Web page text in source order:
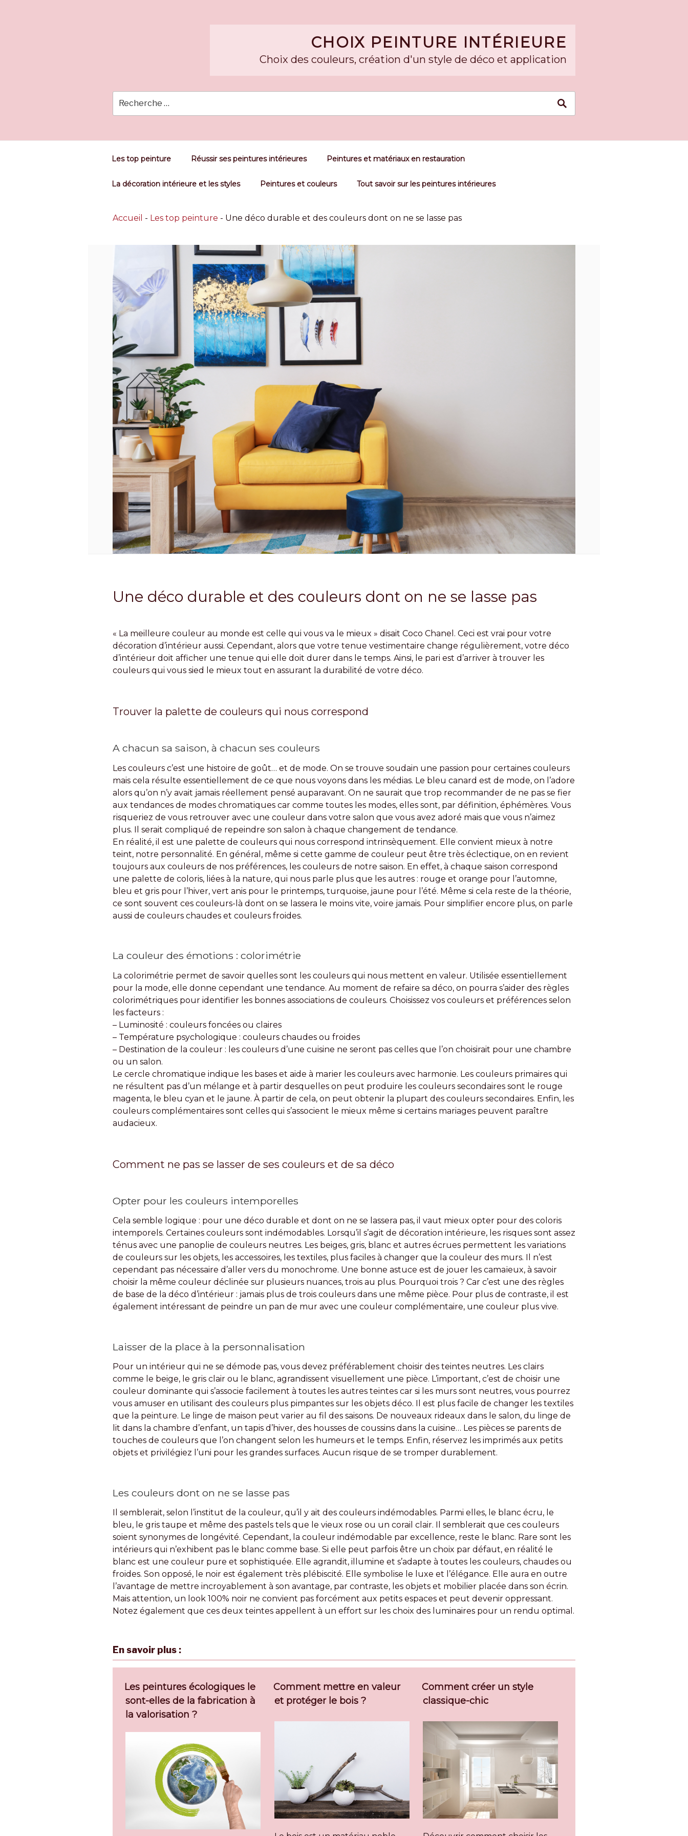
CHOIX PEINTURE INTÉRIEURE
Choix des couleurs, création d'un style de déco et application
Les top peinture Réussir ses peintures intérieures Peintures et matériaux en restauration
La décoration intérieure et les styles Peintures et couleurs Tout savoir sur les peintures intérieures
Accueil - Les top peinture - Une déco durable et des couleurs dont on ne se lasse pas
Une déco durable et des couleurs dont on ne se lasse pas
« La meilleure couleur au monde est celle qui vous va le mieux » disait Coco Chanel. Ceci est vrai pour votre
décoration d’intérieur aussi. Cependant, alors que votre tenue vestimentaire change régulièrement, votre déco
d’intérieur doit afficher une tenue qui elle doit durer dans le temps. Ainsi, le pari est d’arriver à trouver les
couleurs qui vous sied le mieux tout en assurant la durabilité de votre déco.
Trouver la palette de couleurs qui nous correspond
A chacun sa saison, à chacun ses couleurs
Les couleurs c’est une histoire de goût… et de mode. On se trouve soudain une passion pour certaines couleurs
mais cela résulte essentiellement de ce que nous voyons dans les médias. Le bleu canard est de mode, on l’adore
alors qu’on n’y avait jamais réellement pensé auparavant. On ne saurait que trop recommander de ne pas se fier
aux tendances de modes chromatiques car comme toutes les modes, elles sont, par définition, éphémères. Vous
risqueriez de vous retrouver avec une couleur dans votre salon que vous avez adoré mais que vous n’aimez
plus. Il serait compliqué de repeindre son salon à chaque changement de tendance.
En réalité, il est une palette de couleurs qui nous correspond intrinsèquement. Elle convient mieux à notre
teint, notre personnalité. En général, même si cette gamme de couleur peut être très éclectique, on en revient
toujours aux couleurs de nos préférences, les couleurs de notre saison. En effet, à chaque saison correspond
une palette de coloris, liées à la nature, qui nous parle plus que les autres : rouge et orange pour l’automne,
bleu et gris pour l’hiver, vert anis pour le printemps, turquoise, jaune pour l’été. Même si cela reste de la théorie,
ce sont souvent ces couleurs-là dont on se lassera le moins vite, voire jamais. Pour simplifier encore plus, on parle
aussi de couleurs chaudes et couleurs froides.
La couleur des émotions : colorimétrie
La colorimétrie permet de savoir quelles sont les couleurs qui nous mettent en valeur. Utilisée essentiellement
pour la mode, elle donne cependant une tendance. Au moment de refaire sa déco, on pourra s’aider des règles
colorimétriques pour identifier les bonnes associations de couleurs. Choisissez vos couleurs et préférences selon
les facteurs :
– Luminosité : couleurs foncées ou claires
– Température psychologique : couleurs chaudes ou froides
– Destination de la couleur : les couleurs d’une cuisine ne seront pas celles que l’on choisirait pour une chambre
ou un salon.
Le cercle chromatique indique les bases et aide à marier les couleurs avec harmonie. Les couleurs primaires qui
ne résultent pas d’un mélange et à partir desquelles on peut produire les couleurs secondaires sont le rouge
magenta, le bleu cyan et le jaune. À partir de cela, on peut obtenir la plupart des couleurs secondaires. Enfin, les
couleurs complémentaires sont celles qui s’associent le mieux même si certains mariages peuvent paraître
audacieux.
Comment ne pas se lasser de ses couleurs et de sa déco
Opter pour les couleurs intemporelles
Cela semble logique : pour une déco durable et dont on ne se lassera pas, il vaut mieux opter pour des coloris
intemporels. Certaines couleurs sont indémodables. Lorsqu’il s’agit de décoration intérieure, les risques sont assez
ténus avec une panoplie de couleurs neutres. Les beiges, gris, blanc et autres écrues permettent les variations
de couleurs sur les objets, les accessoires, les textiles, plus faciles à changer que la couleur des murs. Il n’est
cependant pas nécessaire d’aller vers du monochrome. Une bonne astuce est de jouer les camaïeux, à savoir
choisir la même couleur déclinée sur plusieurs nuances, trois au plus. Pourquoi trois ? Car c’est une des règles
de base de la déco d’intérieur : jamais plus de trois couleurs dans une même pièce. Pour plus de contraste, il est
également intéressant de peindre un pan de mur avec une couleur complémentaire, une couleur plus vive.
Laisser de la place à la personnalisation
Pour un intérieur qui ne se démode pas, vous devez préférablement choisir des teintes neutres. Les clairs
comme le beige, le gris clair ou le blanc, agrandissent visuellement une pièce. L’important, c’est de choisir une
couleur dominante qui s’associe facilement à toutes les autres teintes car si les murs sont neutres, vous pourrez
vous amuser en utilisant des couleurs plus pimpantes sur les objets déco. Il est plus facile de changer les textiles
que la peinture. Le linge de maison peut varier au fil des saisons. De nouveaux rideaux dans le salon, du linge de
lit dans la chambre d’enfant, un tapis d’hiver, des housses de coussins dans la cuisine… Les pièces se parents de
touches de couleurs que l’on changent selon les humeurs et le temps. Enfin, réservez les imprimés aux petits
objets et privilégiez l’uni pour les grandes surfaces. Aucun risque de se tromper durablement.
Les couleurs dont on ne se lasse pas
Il semblerait, selon l’institut de la couleur, qu’il y ait des couleurs indémodables. Parmi elles, le blanc écru, le
bleu, le gris taupe et même des pastels tels que le vieux rose ou un corail clair. Il semblerait que ces couleurs
soient synonymes de longévité. Cependant, la couleur indémodable par excellence, reste le blanc. Rare sont les
intérieurs qui n’exhibent pas le blanc comme base. Si elle peut parfois être un choix par défaut, en réalité le
blanc est une couleur pure et sophistiquée. Elle agrandit, illumine et s’adapte à toutes les couleurs, chaudes ou
froides. Son opposé, le noir est également très plébiscité. Elle symbolise le luxe et l’élégance. Elle aura en outre
l’avantage de mettre incroyablement à son avantage, par contraste, les objets et mobilier placée dans son écrin.
Mais attention, un look 100% noir ne convient pas forcément aux petits espaces et peut devenir oppressant.
Notez également que ces deux teintes appellent à un effort sur les choix des luminaires pour un rendu optimal.
En savoir plus :
Les peintures écologiques le
sont-elles de la fabrication à
la valorisation ?
Comment mettre en valeur
et protéger le bois ?
Comment créer un style
classique-chic